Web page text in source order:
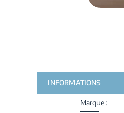
INFORMATIONS
Marque